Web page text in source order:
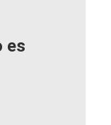
es